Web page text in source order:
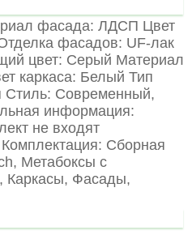
фасада: ЛДСП Цвет
фасадов: UF-лак
цвет: Серый Материал
каркаса: Белый Тип
Стиль: Современный,
информация:
не входят
Сборная
Метабоксы с
Каркасы, Фасады,